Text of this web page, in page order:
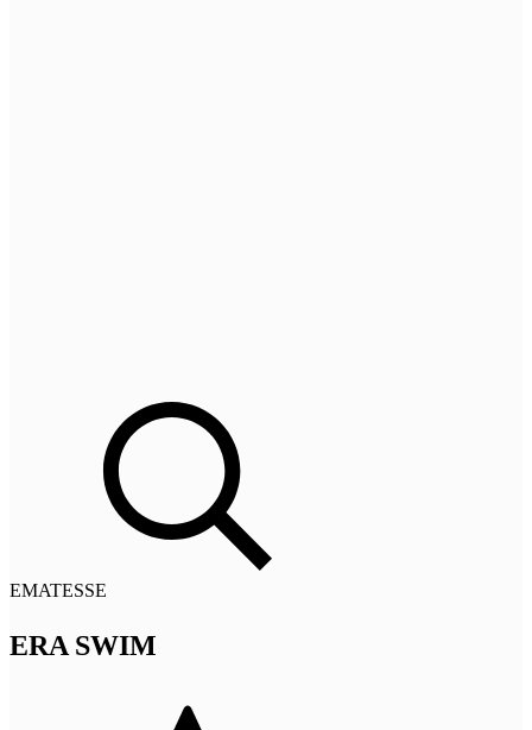
EMATESSE
ERA SWIM